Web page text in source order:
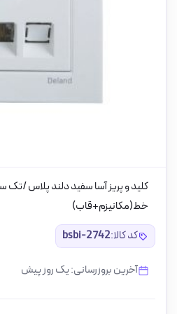
کلید و پریز آسا سفید دلند پلاس /تک
خط(مکانیزم+قاب)
کد کالا:bsbi-2742
آخرین بروزرسانی: یک روز پیش